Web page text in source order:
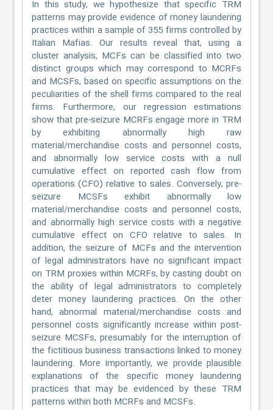
In this study, we hypothesize that specific TRM
patterns may provide evidence of money laundering
practices within a sample of 355 firms controlled by
Italian Mafias. Our results reveal that, using a
cluster analysis, MCFs can be classified into two
distinct groups which may correspond to MCRFs
and MCSFs, based on specific assumptions on the
peculiarities of the shell firms compared to the real
firms. Furthermore, our regression estimations
show that pre-seizure MCRFs engage more in TRM
by exhibiting abnormally high raw
material/merchandise costs and personnel costs,
and abnormally low service costs with a null
cumulative effect on reported cash flow from
operations (CFO) relative to sales. Conversely, pre-
seizure MCSFs exhibit abnormally low
material/merchandise costs and personnel costs,
and abnormally high service costs with a negative
cumulative effect on CFO relative to sales. In
addition, the seizure of MCFs and the intervention
of legal administrators have no significant impact
on TRM proxies within MCRFs, by casting doubt on
the ability of legal administrators to completely
deter money laundering practices. On the other
hand, abnormal material/merchandise costs and
personnel costs significantly increase within post-
seizure MCSFs, presumably for the interruption of
the fictitious business transactions linked to money
laundering. More importantly, we provide plausible
explanations of the specific money laundering
practices that may be evidenced by these TRM
patterns within both MCRFs and MCSFs.